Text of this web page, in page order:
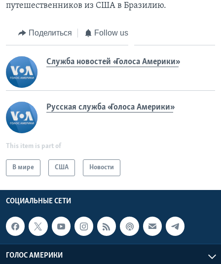
путешественников из США в Бразилию.
Поделиться Follow us
Служба новостей «Голоса Америки»
Русская служба «Голоса Америки»
This item is part of
В мире США Новости
СОЦИАЛЬНЫЕ СЕТИ
ГОЛОС АМЕРИКИ